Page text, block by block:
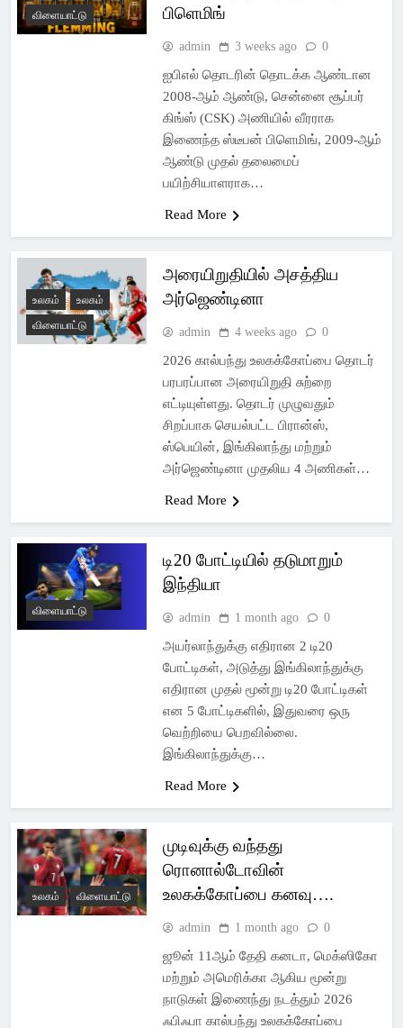
விளையாட்டு
பிளெமிங்
admin 3 weeks ago 0
ஐபிஎல் தொடரின் தொடக்க ஆண்டான
2008-ஆம் ஆண்டு, சென்னை சூப்பர்
கிங்ஸ் (CSK) அணியில் வீரராக
இணைந்த ஸ்டீபன் பிளெமிங், 2009-ஆம்
ஆண்டு முதல் தலைமைப்
பயிற்சியாளராக…
Read More
உலகம்
உலகம்
விளையாட்டு
அரையிறுதியில் அசத்திய
அர்ஜெண்டினா
admin 4 weeks ago 0
2026 கால்பந்து உலகக்கோப்பை தொடர்
பரபரப்பான அரையிறுதி சுற்றை
எட்டியுள்ளது. தொடர் முழுவதும்
சிறப்பாக செயல்பட்ட பிரான்ஸ்,
ஸ்பெயின், இங்கிலாந்து மற்றும்
அர்ஜெண்டினா முதலிய 4 அணிகள்…
Read More
விளையாட்டு
டி20 போட்டியில் தடுமாறும்
இந்தியா
admin 1 month ago 0
அயர்லாந்துக்கு எதிரான 2 டி20
போட்டிகள், அடுத்து இங்கிலாந்துக்கு
எதிரான முதல் மூன்று டி20 போட்டிகள்
என 5 போட்டிகளில், இதுவரை ஒரு
வெற்றியை பெறவில்லை.
இங்கிலாந்துக்கு…
Read More
உலகம் விளையாட்டு
முடிவுக்கு வந்தது
ரொனால்டோவின்
உலகக்கோப்பை கனவு….
admin 1 month ago 0
ஜூன் 11ஆம் தேதி கனடா, மெக்ஸிகோ
மற்றும் அமெரிக்கா ஆகிய மூன்று
நாடுகள் இணைந்து நடத்தும் 2026
ஃபிஃபா கால்பந்து உலகக்கோப்பை